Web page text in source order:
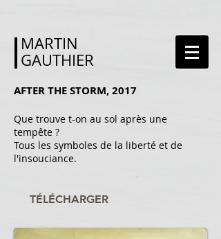
MARTIN
GAUTHIER
AFTER THE STORM, 2017
Que trouve t-on au sol après une
tempête ?
Tous les symboles de la liberté et de
l'insouciance.
TÉLÉCHARGER